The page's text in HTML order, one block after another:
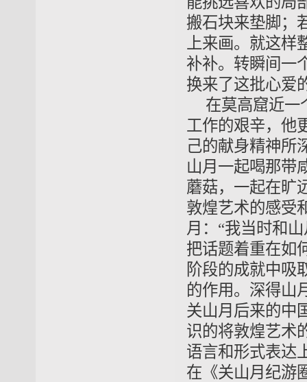
搬石块来垫脚；
上来画。就这
补补。转瞬间一
换来了这批心爱
在莫高窟近一
工作的艰辛，他
己的献身精神所
山月一起喝那带
蘑菇，一起在旷
敦煌艺术的感受
月：“我当时和
把话题着重在如
阶段的成就中吸
的作用。深得山
关山月后来的中
识的将敦煌艺术
语言和形式表达
在《关山月纪游